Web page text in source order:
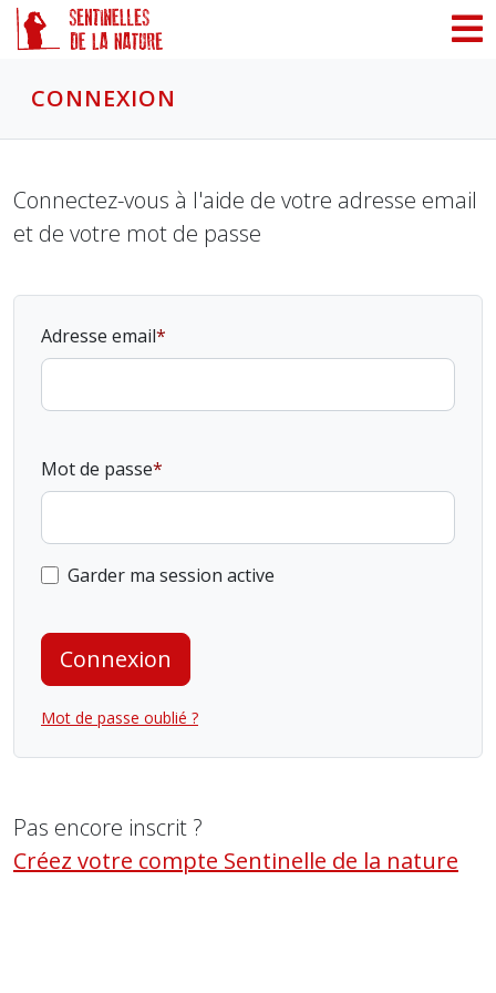
CONNEXION
Connectez-vous à l'aide de votre adresse email
et de votre mot de passe
Adresse email
Mot de passe
Garder ma session active
Connexion
Mot de passe oublié ?
Pas encore inscrit ?
Créez votre compte Sentinelle de la nature
Panneau de gestion des cookies